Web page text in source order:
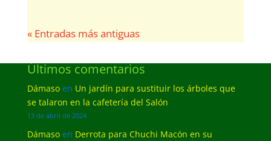
« Entradas más antiguas
Últimos comentarios
Dámasoen Un jardín para sustituir los árboles que
se talaron en la cafetería del Salón
13 de abril de 2024
Dámasoen Derrota para Chuchi Macón en su